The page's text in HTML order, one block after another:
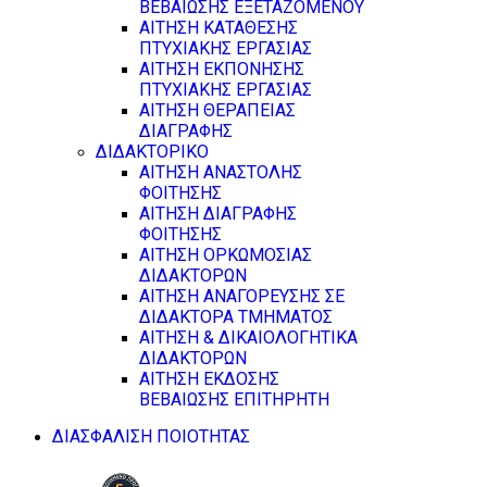
ΒΕΒΑΙΩΣΗΣ ΕΞΕΤΑΖΟΜΕΝΟΥ
ΑΙΤΗΣΗ ΚΑΤΑΘΕΣΗΣ
ΠΤΥΧΙΑΚΗΣ ΕΡΓΑΣΙΑΣ
ΑΙΤΗΣΗ ΕΚΠΟΝΗΣΗΣ
ΠΤΥΧΙΑΚΗΣ ΕΡΓΑΣΙΑΣ
ΑΙΤΗΣΗ ΘΕΡΑΠΕΙΑΣ
ΔΙΑΓΡΑΦΗΣ
ΔΙΔΑΚΤΟΡΙΚΟ
ΑΙΤΗΣΗ ΑΝΑΣΤΟΛΗΣ
ΦΟΙΤΗΣΗΣ
ΑΙΤΗΣΗ ΔΙΑΓΡΑΦΗΣ
ΦΟΙΤΗΣΗΣ
ΑΙΤΗΣΗ ΟΡΚΩΜΟΣΙΑΣ
ΔΙΔΑΚΤΟΡΩΝ
ΑΙΤΗΣΗ ΑΝΑΓΟΡΕΥΣΗΣ ΣΕ
ΔΙΔΑΚΤΟΡΑ ΤΜΗΜΑΤΟΣ
ΑΙΤΗΣΗ & ΔΙΚΑΙΟΛΟΓΗΤΙΚΑ
ΔΙΔΑΚΤΟΡΩΝ
ΑΙΤΗΣΗ ΕΚΔΟΣΗΣ
ΒΕΒΑΙΩΣΗΣ ΕΠΙΤΗΡΗΤΗ
ΔΙΑΣΦΑΛΙΣΗ ΠΟΙΟΤΗΤΑΣ